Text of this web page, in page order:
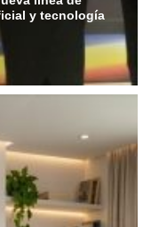
y tecnología